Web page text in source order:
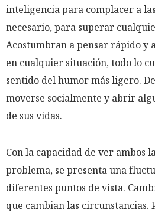
inteligencia para complacer a
necesario, para superar
Acostumbran a pensar rápido y
en cualquier situación, todo lo
sentido del humor más ligero.
moverse socialmente y abrir
de sus vidas.
Con la capacidad de ver ambos
problema, se presenta una
diferentes puntos de vista.
que cambian las circunstancias.